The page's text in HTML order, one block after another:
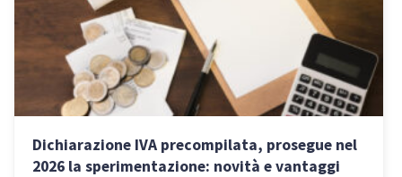
Dichiarazione IVA precompilata, prosegue nel
2026 la sperimentazione: novità e vantaggi